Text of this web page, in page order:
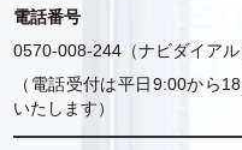
電話番号
0570-008-244（ナビダイアル
（電話受付は平日9:00から
いたします）